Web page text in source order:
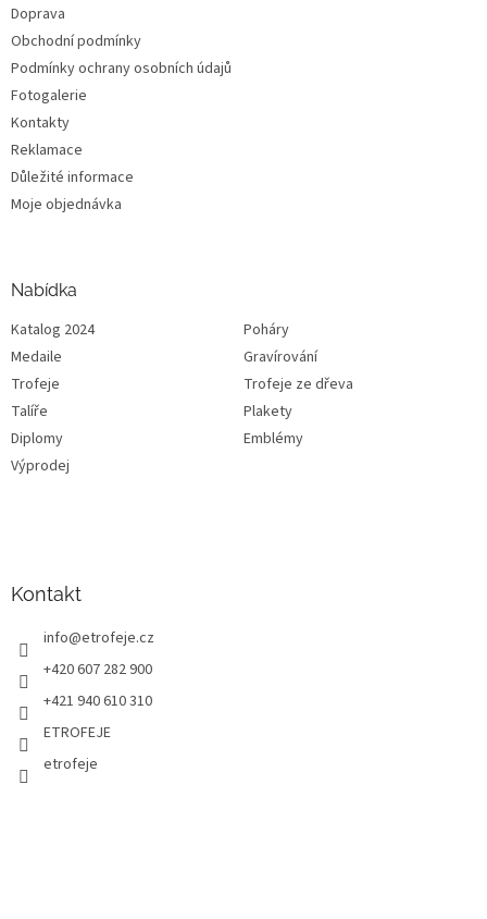
Doprava
Obchodní podmínky
Podmínky ochrany osobních údajů
Fotogalerie
Kontakty
Reklamace
Důležité informace
Moje objednávka
Nabídka
Katalog 2024
Poháry
Medaile
Gravírování
Trofeje
Trofeje ze dřeva
Talíře
Plakety
Diplomy
Emblémy
Výprodej
Kontakt
info@etrofeje.cz
+420 607 282 900
+421 940 610 310
ETROFEJE
etrofeje